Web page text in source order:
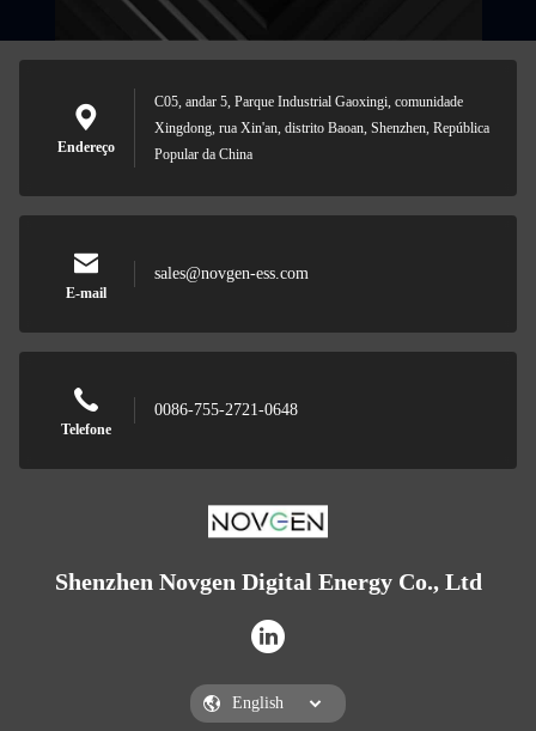
Endereço
C05, andar 5, Parque Industrial Gaoxingi, comunidade
Xingdong, rua Xin'an, distrito Baoan, Shenzhen, República
Popular da China
E-mail
sales@novgen-ess.com
Telefone
0086-755-2721-0648
Shenzhen Novgen Digital Energy Co., Ltd